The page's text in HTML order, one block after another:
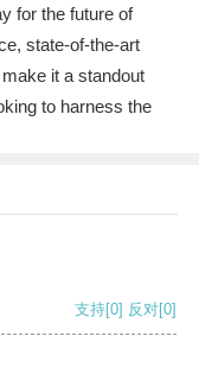
for the future of
state-of-the-art
it a standout
to harness the
支持[0] 反对[0]